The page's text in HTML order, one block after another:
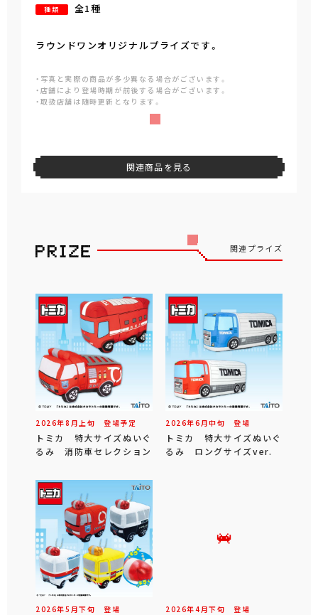
種類 全1種
ラウンドワンオリジナルプライズです。
・写真と実際の商品が多少異なる場合がございます。
・店舗により登場時期が前後する場合がございます。
・取扱店舗は随時更新となります。
関連商品を見る
関連プライズ
2026年8 月 上旬 登場予定
トミカ 特大サイズぬいぐ
るみ 消防車セレクション
2026年6 月中旬 登場
トミカ 特大サイズぬいぐ
るみ ロングサイズver.
2026年5 月下旬 登場 2026年4 月下旬 登場